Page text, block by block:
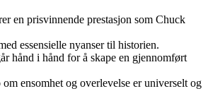
en prisvinnende prestasjon som Chuck
essensielle nyanser til historien.
hånd i hånd for å skape en gjennomført
ensomhet og overlevelse er universelt og